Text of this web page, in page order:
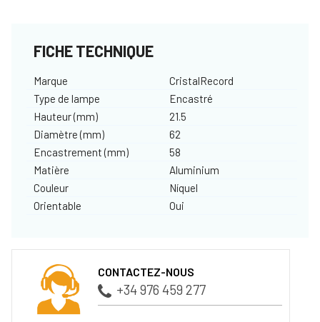
FICHE TECHNIQUE
Marque
CristalRecord
Type de lampe
Encastré
Hauteur (mm)
21.5
Diamètre (mm)
62
Encastrement (mm)
58
Matière
Aluminium
Couleur
Níquel
Orientable
Oui
CONTACTEZ-NOUS
+34 976 459 277